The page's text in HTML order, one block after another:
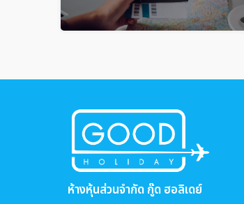
ห้างหุ้นส่วนจำกัด กู๊ด ฮอลิเดย์